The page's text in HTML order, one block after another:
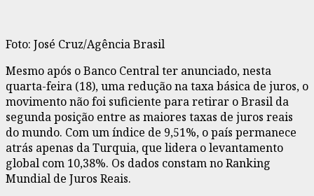
Foto: José Cruz/Agência Brasil
Mesmo após o Banco Central ter anunciado, nesta
quarta-feira (18), uma redução na taxa básica de juros, o
movimento não foi suficiente para retirar o Brasil da
segunda posição entre as maiores taxas de juros reais
do mundo. Com um índice de 9,51%, o país permanece
atrás apenas da Turquia, que lidera o levantamento
global com 10,38%. Os dados constam no Ranking
Mundial de Juros Reais.